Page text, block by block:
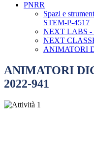
PNRR
Spazi e
STEM-P-4517
NEXT LABS -
NEXT
ANIMATORI
ANIMATORI
2022-941